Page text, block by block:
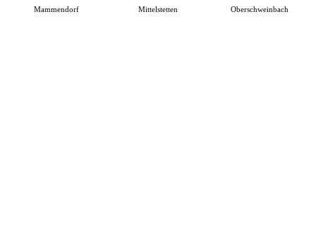
Mammendorf Mittelstetten Oberschweinbach